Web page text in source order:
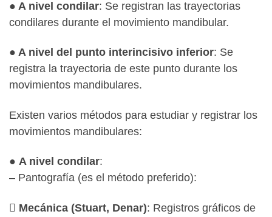
● A nivel condilar: Se registran las trayectorias
condilares durante el movimiento mandibular.
● A nivel del punto interincisivo inferior: Se
registra la trayectoria de este punto durante los
movimientos mandibulares.
Existen varios métodos para estudiar y registrar los
movimientos mandibulares:
● A nivel condilar:
– Pantografía (es el método preferido):
 Mecánica (Stuart, Denar): Registros gráficos de